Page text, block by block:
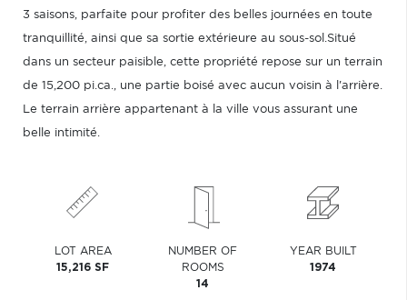
3 saisons, parfaite pour profiter des belles journées en toute
tranquillité, ainsi que sa sortie extérieure au sous-sol.Situé
dans un secteur paisible, cette propriété repose sur un terrain
de 15,200 pi.ca., une partie boisé avec aucun voisin à l'arrière.
Le terrain arrière appartenant à la ville vous assurant une
belle intimité.
LOT AREA
15,216 SF
NUMBER OF
ROOMS
14
YEAR BUILT
1974